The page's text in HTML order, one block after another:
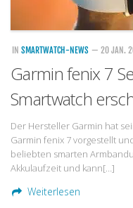
Datentarife
o2
Prepaid-
Flatrate-
Mobilfunk-
Mobilfunk-
IN SMARTWATCH-NEWS — 20 JAN.
Garmin fenix 7
Smartwatch
Der Hersteller Garmin hat
Garmin fenix 7 vorgestellt
beliebten smarten
Akkulaufzeit und kann[…]
Weiterlesen